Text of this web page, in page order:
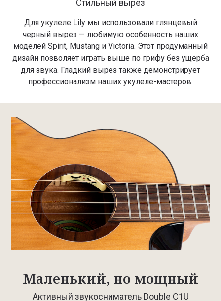
Стильный вырез
Для укулеле Lily мы использовали глянцевый
черный вырез — любимую особенность наших
моделей Spirit, Mustang и Victoria. Этот продуманный
дизайн позволяет играть выше по грифу без ущерба
для звука. Гладкий вырез также демонстрирует
профессионализм наших укулеле-мастеров.
Маленький, но мощный
Активный звукосниматель Double C1U